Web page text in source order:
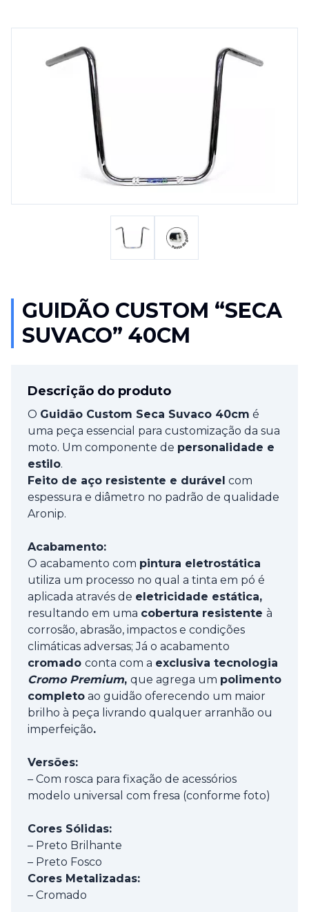
GUIDÃO CUSTOM “SECA
SUVACO” 40CM
Descrição do produto
O Guidão Custom Seca Suvaco 40cm é
uma peça essencial para customização da sua
moto. Um componente de personalidade e
estilo.
Feito de aço resistente e durável com
espessura e diâmetro no padrão de qualidade
Aronip.
Acabamento:
O acabamento com pintura eletrostática
utiliza um processo no qual a tinta em pó é
aplicada através de eletricidade estática,
resultando em uma cobertura resistente à
corrosão, abrasão, impactos e condições
climáticas adversas; Já o acabamento
cromado conta com a exclusiva tecnologia
Cromo Premium, que agrega um polimento
completo ao guidão oferecendo um maior
brilho à peça livrando qualquer arranhão ou
imperfeição.
Versões:
– Com rosca para fixação de acessórios
modelo universal com fresa (conforme foto)
Cores Sólidas:
– Preto Brilhante
– Preto Fosco
Cores Metalizadas:
– Cromado